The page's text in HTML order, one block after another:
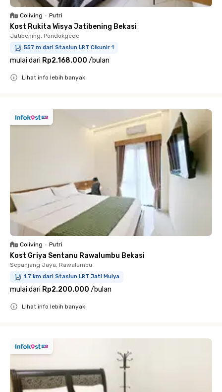
Coliving • Putri
Kost Rukita Wisya Jatibening Bekasi
Jatibening, Pondokgede
557 m dari Stasiun LRT Cikunir 1
mulai dari Rp2.168.000 /bulan
Lihat info lebih banyak
Coliving • Putri
Kost Griya Sentanu Rawalumbu Bekasi
Sepanjang Jaya, Rawalumbu
1.7 km dari Stasiun LRT Jati Mulya
mulai dari Rp2.200.000 /bulan
Lihat info lebih banyak